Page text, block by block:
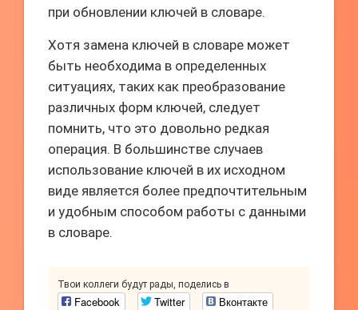
при обновлении ключей в словаре.
Хотя замена ключей в словаре может
быть необходима в определенных
ситуациях, таких как преобразование
различных форм ключей, следует
помнить, что это довольно редкая
операция. В большинстве случаев
использование ключей в их исходном
виде является более предпочтительным
и удобным способом работы с данными
в словаре.
Твои коллеги будут рады, поделись в
Facebook Twitter Вконтакте